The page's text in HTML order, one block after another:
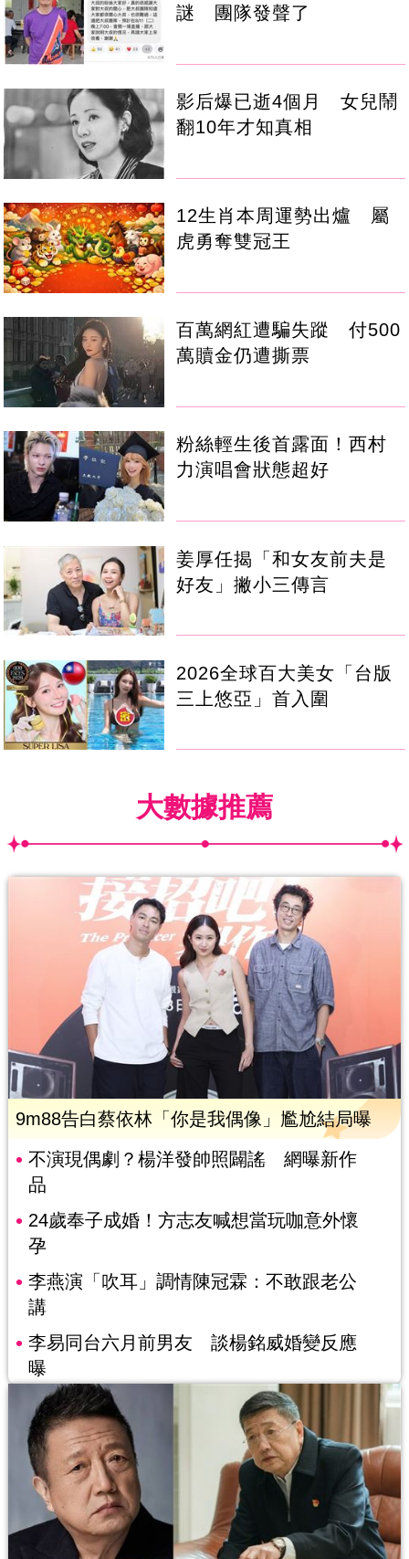
謎 團隊發聲了
影后爆已逝4個月 女兒鬧
翻10年才知真相
12生肖本周運勢出爐 屬
虎勇奪雙冠王
百萬網紅遭騙失蹤 付500
萬贖金仍遭撕票
粉絲輕生後首露面！西村
力演唱會狀態超好
姜厚任揭「和女友前夫是
好友」撇小三傳言
2026全球百大美女「台版
三上悠亞」首入圍
大數據推薦
9m88告白蔡依林「你是我偶像」尷尬結局曝
不演現偶劇？楊洋發帥照闢謠 網曝新作
品
24歲奉子成婚！方志友喊想當玩咖意外懷
孕
李燕演「吹耳」調情陳冠霖：不敢跟老公
講
李易同台六月前男友 談楊銘威婚變反應
曝